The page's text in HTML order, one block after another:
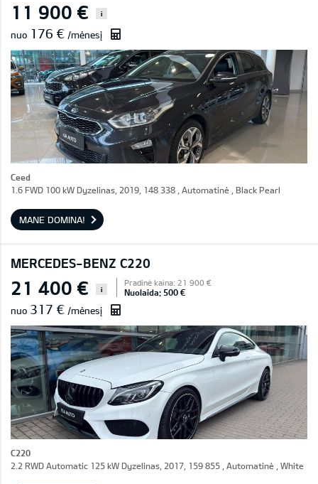
11 900 € i
nuo 176 € /mėnesį
Ceed
1.6 FWD 100 kW Dyzelinas, 2019, 148 338 , Automatinė , Black Pearl
MANE DOMINA!
MERCEDES-BENZ C220
21 400 € i
Pradinė kaina: 21 900 €
Nuolaida: 500 €
nuo 317 € /mėnesį
C220
2.2 RWD Automatic 125 kW Dyzelinas, 2017, 159 855 , Automatinė , White